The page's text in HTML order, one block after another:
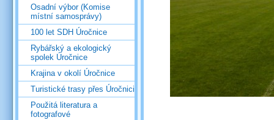
Osadní výbor (Komise
místní samosprávy)
100 let SDH Úročnice
Rybářský a ekologický
spolek Úročnice
Krajina v okolí Úročnice
Turistické trasy přes Úročnici
Použitá literatura a
fotografové